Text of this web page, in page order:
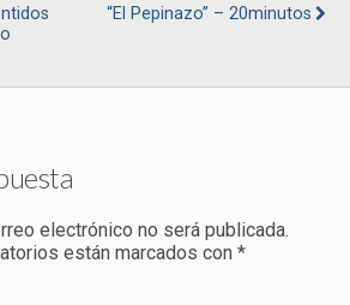
“El Pepinazo” – 20minutos
electrónico no será publicada.
están marcados con *